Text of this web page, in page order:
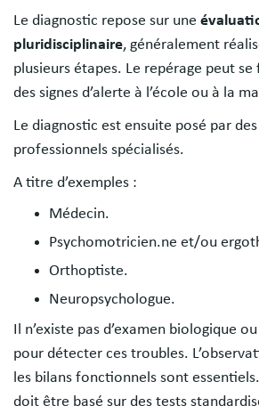
Le diagnostic repose sur une
pluridisciplinaire, généralement
plusieurs étapes. Le repérage peut se
des signes d’alerte à l’école ou à la
Le diagnostic est ensuite posé par des
professionnels spécialisés.
A titre d’exemples :
Médecin.
Psychomotricien.ne et/ou
Orthoptiste.
Neuropsychologue.
Il n’existe pas d’examen biologique
pour détecter ces troubles.
les bilans fonctionnels sont
doit être basé sur des tests